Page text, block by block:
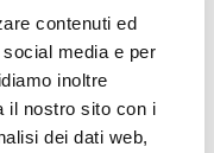
contenuti ed
media e per
inoltre
il nostro sito con i
dei dati web,
black
€
-50%